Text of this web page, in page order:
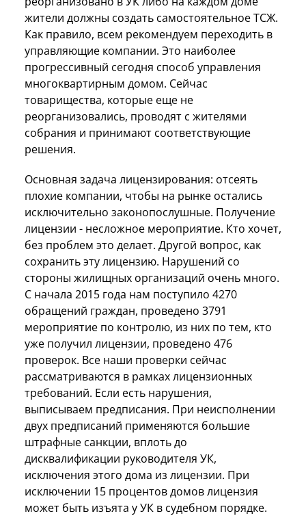
жители должны создать самостоятельное ТСЖ.
Как правило, всем рекомендуем переходить в
управляющие компании. Это наиболее
прогрессивный сегодня способ управления
многоквартирным домом. Сейчас
товарищества, которые еще не
реорганизовались, проводят с жителями
собрания и принимают соответствующие
решения.
Основная задача лицензирования: отсеять
плохие компании, чтобы на рынке остались
исключительно законопослушные. Получение
лицензии - несложное мероприятие. Кто хочет,
без проблем это делает. Другой вопрос, как
сохранить эту лицензию. Нарушений со
стороны жилищных организаций очень много.
С начала 2015 года нам поступило 4270
обращений граждан, проведено 3791
мероприятие по контролю, из них по тем, кто
уже получил лицензии, проведено 476
проверок. Все наши проверки сейчас
рассматриваются в рамках лицензионных
требований. Если есть нарушения,
выписываем предписания. При неисполнении
двух предписаний применяются большие
штрафные санкции, вплоть до
дисквалификации руководителя УК,
исключения этого дома из лицензии. При
исключении 15 процентов домов лицензия
может быть изъята у УК в судебном порядке.